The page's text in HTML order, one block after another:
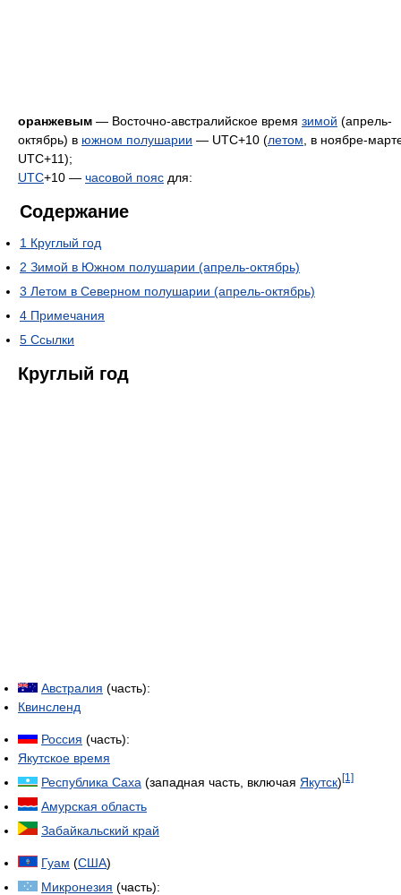
оранжевым — Восточно-австралийское время зимой (апрель-
октябрь) в южном полушарии — UTC+10 (летом, в ноябре-
UTC+11);
UTC+10 — часовой пояс для:
Содержание
1 Круглый год
2 Зимой в Южном полушарии (апрель-октябрь)
3 Летом в Северном полушарии (апрель-октябрь)
4 Примечания
5 Ссылки
Круглый год
Австралия (часть):
Квинсленд
Россия (часть):
Якутское время
Республика Саха (западная часть, включая Якутск) [1]
Амурская область
Забайкальский край
Гуам (США)
Микронезия (часть):